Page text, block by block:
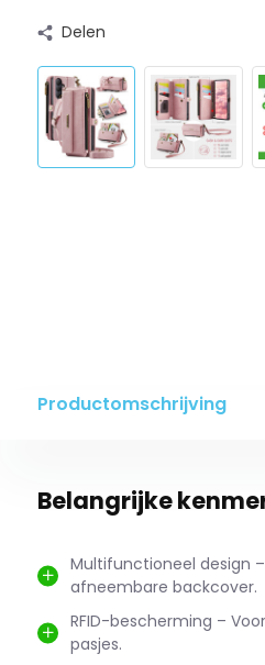
Delen
Productomschrijving
Belangrijke
Multifunctioneel design
afneembare backcover.
RFID-bescherming –
pasjes.